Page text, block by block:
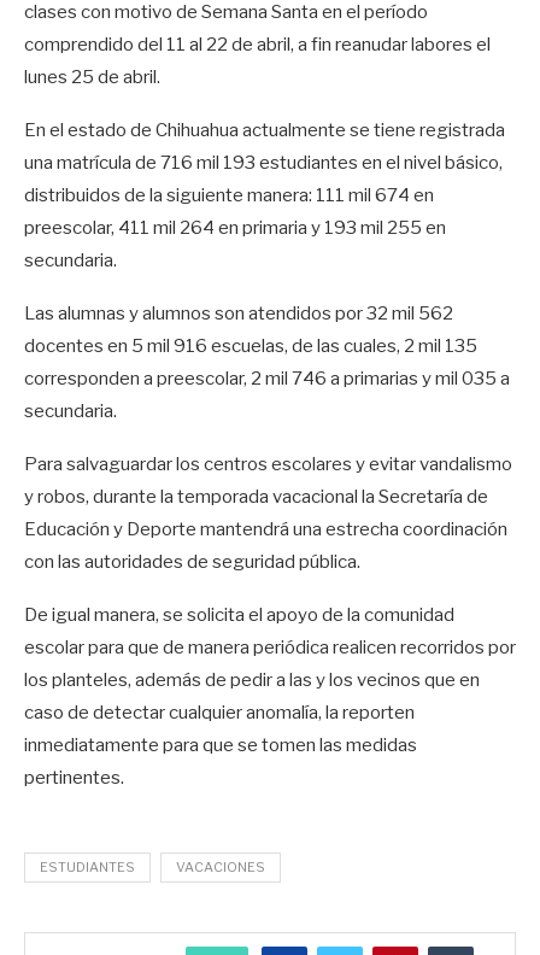
clases con motivo de Semana Santa en el período
comprendido del 11 al 22 de abril, a fin reanudar labores el
lunes 25 de abril.
En el estado de Chihuahua actualmente se tiene registrada
una matrícula de 716 mil 193 estudiantes en el nivel básico,
distribuidos de la siguiente manera: 111 mil 674 en
preescolar, 411 mil 264 en primaria y 193 mil 255 en
secundaria.
Las alumnas y alumnos son atendidos por 32 mil 562
docentes en 5 mil 916 escuelas, de las cuales, 2 mil 135
corresponden a preescolar, 2 mil 746 a primarias y mil 035 a
secundaria.
Para salvaguardar los centros escolares y evitar vandalismo
y robos, durante la temporada vacacional la Secretaría de
Educación y Deporte mantendrá una estrecha coordinación
con las autoridades de seguridad pública.
De igual manera, se solicita el apoyo de la comunidad
escolar para que de manera periódica realicen recorridos por
los planteles, además de pedir a las y los vecinos que en
caso de detectar cualquier anomalía, la reporten
inmediatamente para que se tomen las medidas
pertinentes.
ESTUDIANTES VACACIONES